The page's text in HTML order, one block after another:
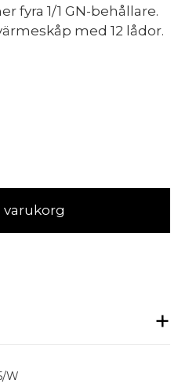
fyra 1/1 GN-behållare.
med 12 lådor.
varukorg
W